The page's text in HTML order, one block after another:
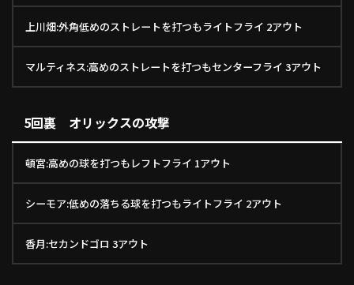
上川畑:外角低めのストレートを打つもライトフライ 2アウト
マルティネス:高めのストレートを打つもセンターフライ 3アウト
5回裏 オリックスの攻撃
頓宮:高めの球を打つもレフトフライ 1アウト
シーモア:低めの落ちる球を打つもライトフライ 2アウト
香月:セカンドゴロ 3アウト